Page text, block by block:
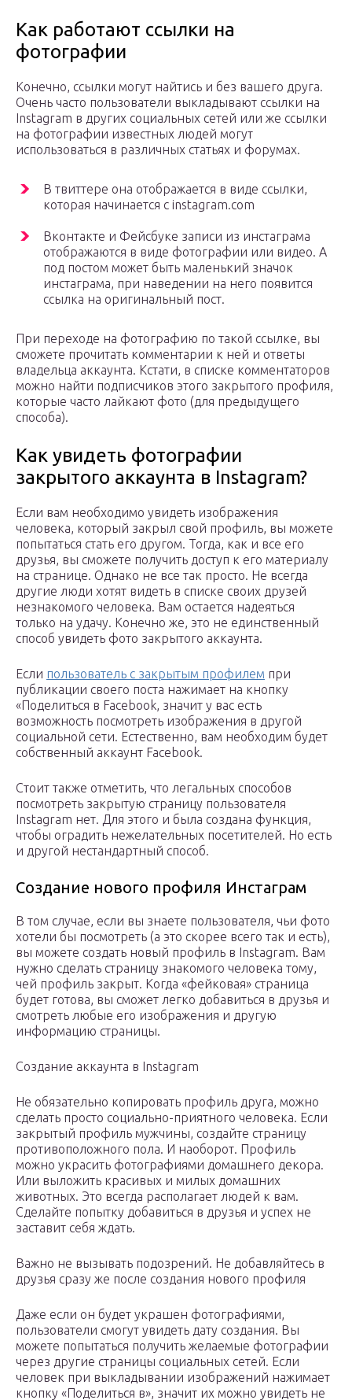
Как работают ссылки на
фотографии
Конечно, ссылки могут найтись и без вашего друга.
Очень часто пользователи выкладывают ссылки на
Instagram в других социальных сетей или же ссылки
на фотографии известных людей могут
использоваться в различных статьях и форумах.
В твиттере она отображается в виде ссылки,
которая начинается с instagram.com
Вконтакте и Фейсбуке записи из инстаграма
отображаются в виде фотографии или видео. А
под постом может быть маленький значок
инстаграма, при наведении на него появится
ссылка на оригинальный пост.
При переходе на фотографию по такой ссылке, вы
сможете прочитать комментарии к ней и ответы
владельца аккаунта. Кстати, в списке комментаторов
можно найти подписчиков этого закрытого профиля,
которые часто лайкают фото (для предыдущего
способа).
Как увидеть фотографии
закрытого аккаунта в Instagram?
Если вам необходимо увидеть изображения
человека, который закрыл свой профиль, вы можете
попытаться стать его другом. Тогда, как и все его
друзья, вы сможете получить доступ к его материалу
на странице. Однако не все так просто. Не всегда
другие люди хотят видеть в списке своих друзей
незнакомого человека. Вам остается надеяться
только на удачу. Конечно же, это не единственный
способ увидеть фото закрытого аккаунта.
Если пользователь с закрытым профилем при
публикации своего поста нажимает на кнопку
«Поделиться в Facebook, значит у вас есть
возможность посмотреть изображения в другой
социальной сети. Естественно, вам необходим будет
собственный аккаунт Facebook.
Стоит также отметить, что легальных способов
посмотреть закрытую страницу пользователя
Instagram нет. Для этого и была создана функция,
чтобы оградить нежелательных посетителей. Но есть
и другой нестандартный способ.
Создание нового профиля Инстаграм
В том случае, если вы знаете пользователя, чьи фото
хотели бы посмотреть (а это скорее всего так и есть),
вы можете создать новый профиль в Instagram. Вам
нужно сделать страницу знакомого человека тому,
чей профиль закрыт. Когда «фейковая» страница
будет готова, вы сможет легко добавиться в друзья и
смотреть любые его изображения и другую
информацию страницы.
Создание аккаунта в Instagram
Не обязательно копировать профиль друга, можно
сделать просто социально-приятного человека. Если
закрытый профиль мужчины, создайте страницу
противоположного пола. И наоборот. Профиль
можно украсить фотографиями домашнего декора.
Или выложить красивых и милых домашних
животных. Это всегда располагает людей к вам.
Сделайте попытку добавиться в друзья и успех не
заставит себя ждать.
Важно не вызывать подозрений. Не добавляйтесь в
друзья сразу же после создания нового профиля
Даже если он будет украшен фотографиями,
пользователи смогут увидеть дату создания. Вы
можете попытаться получить желаемые фотографии
через другие страницы социальных сетей. Если
человек при выкладывании изображений нажимает
кнопку «Поделиться в», значит их можно увидеть не